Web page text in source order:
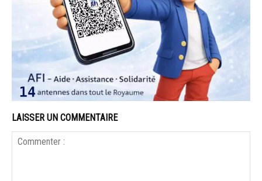
LAISSER UN COMMENTAIRE